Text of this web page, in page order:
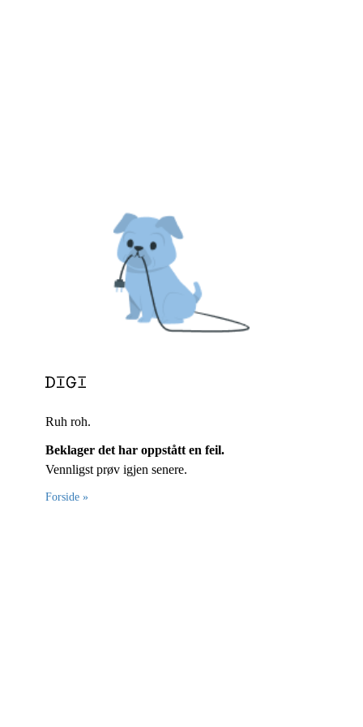
Ruh roh.
Beklager det har oppstått en feil.
Vennligst prøv igjen senere.
Forside »